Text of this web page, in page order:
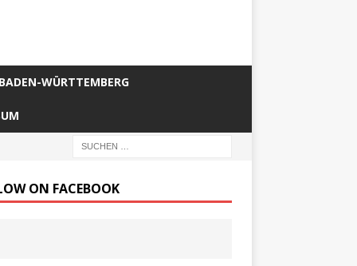
BADEN-WÜRTTEMBERG
ON FACEBOOK